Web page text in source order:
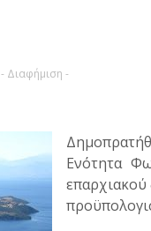
- Διαφήμιση -
Ενότητα